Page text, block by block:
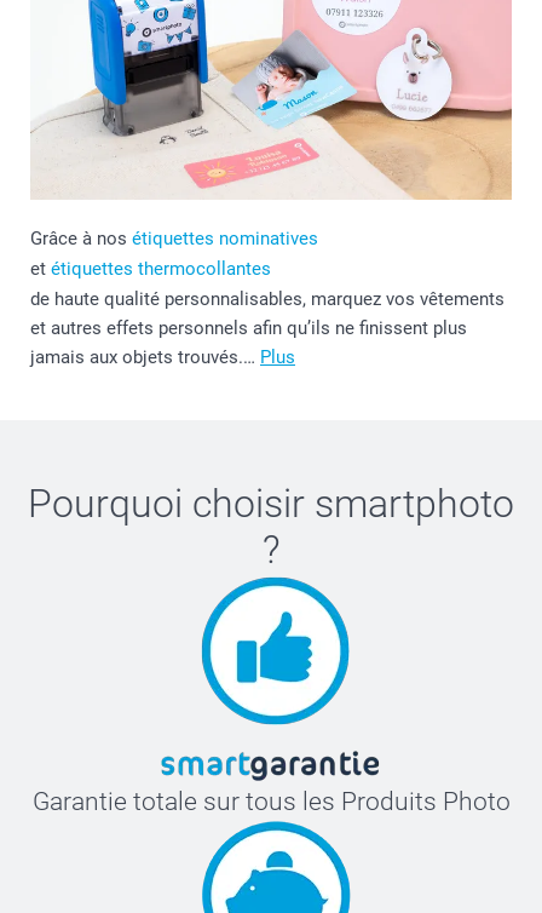
Grâce à nos étiquettes nominatives
et étiquettes thermocollantes
de haute qualité personnalisables, marquez vos vêtements
et autres effets personnels afin qu’ils ne finissent plus
jamais aux objets trouvés.… Plus
Pourquoi choisir smartphoto
?
Garantie totale sur tous les Produits Photo